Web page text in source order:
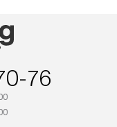
подключения к
76